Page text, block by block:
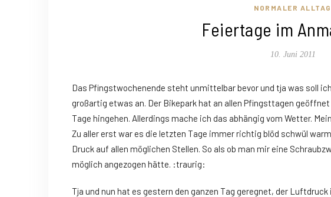
NORMALER ALLTAG
Feiertage im
10. Juni 2011
Das Pfingstwochenende steht unmittelbar bevor und tja was soll
großartig etwas an. Der Bikepark hat an allen Pfingsttagen
Tage hingehen. Allerdings mache ich das abhängig vom Wetter.
Zu aller erst war es die letzten Tage immer richtig blöd schwül
Druck auf allen möglichen Stellen. So als ob man mir eine
möglich angezogen hätte. :traurig:
Tja und nun hat es gestern den ganzen Tag geregnet, der